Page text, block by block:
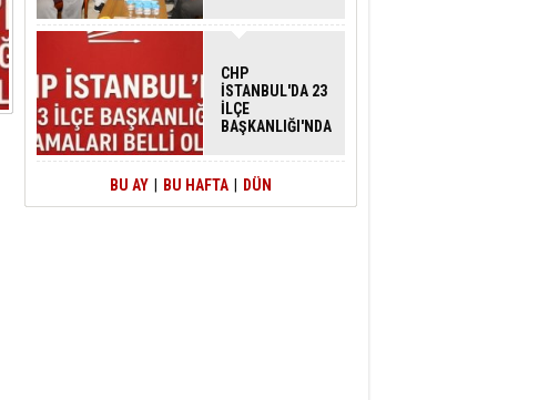
AĞIRLADI
CHP
İSTANBUL'DA 23
İLÇE
BAŞKANLIĞI'NDA
GERÇEKLEŞTİ
BU AY
BU HAFTA DÜN